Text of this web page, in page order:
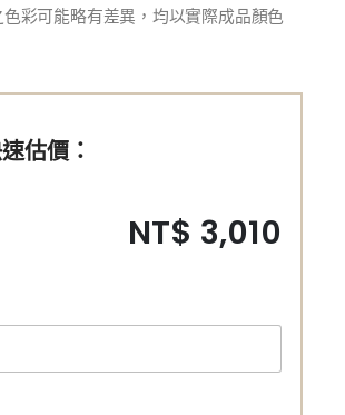
彩可能略有差異，均以實際成品顏色
估價：
NT$ 3,010